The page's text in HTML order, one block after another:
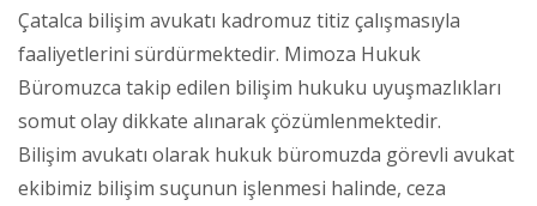
Çatalca bilişim avukatı kadromuz titiz çalışmasıyla
faaliyetlerini sürdürmektedir. Mimoza Hukuk
Büromuzca takip edilen bilişim hukuku uyuşmazlıkları
somut olay dikkate alınarak çözümlenmektedir.
Bilişim avukatı olarak hukuk büromuzda görevli avukat
ekibimiz bilişim suçunun işlenmesi halinde, ceza